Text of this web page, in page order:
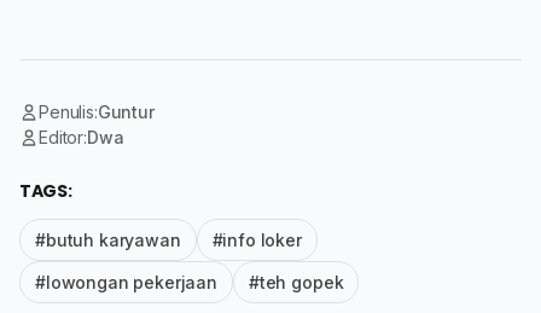
Penulis:Guntur
Editor:Dwa
TAGS:
#butuh karyawan #info loker
#lowongan pekerjaan #teh gopek